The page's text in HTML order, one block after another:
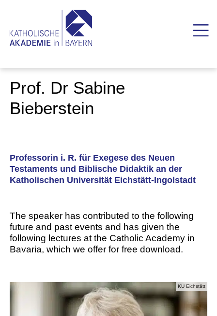
Prof. Dr Sabine
Bieberstein
Professorin i. R. für Exegese des Neuen
Testaments und Biblische Didaktik an der
Katholischen Universität Eichstätt-Ingolstadt
The speaker has contributed to the following
future and past events and has given the
following lectures at the Catholic Academy in
Bavaria, which we offer for free download.
KU Eichstätt